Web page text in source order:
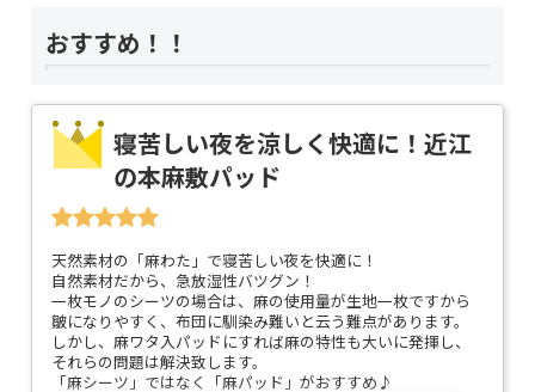
おすすめ！！
寝苦しい夜を涼しく快適に！近江
の本麻敷パッド
天然素材の「麻わた」で寝苦しい夜を快適に！
自然素材だから、急放湿性バツグン！
一枚モノのシーツの場合は、麻の使用量が生地一枚ですから
皺になりやすく、布団に馴染み難いと云う難点があります。
しかし、麻ワタ入パッドにすれば麻の特性も大いに発揮し、
それらの問題は解決致します。
「麻シーツ」ではなく「麻パッド」がおすすめ♪